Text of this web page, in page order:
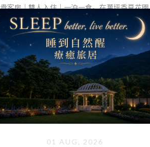
貴客房｜雙人入住｜一泊一食。在萬坪香草花園
中療癒身心、體驗全國獨家的香草蒸氣浴、品嘗
在地最健康的有機餐食！您守護大眾的健康、讓
秧悦守護您的健康！
了解更多 立即预定
01 AUG, 2026